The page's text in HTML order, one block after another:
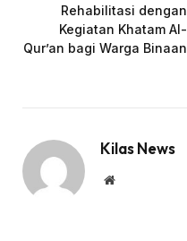
Rehabilitasi dengan
Kegiatan Khatam Al-
Qur’an bagi Warga Binaan
Kilas News
Website